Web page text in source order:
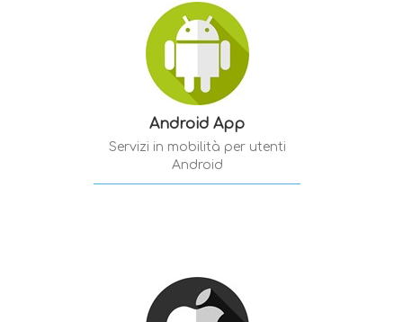
Android App
Servizi in mobilità per utenti
Android